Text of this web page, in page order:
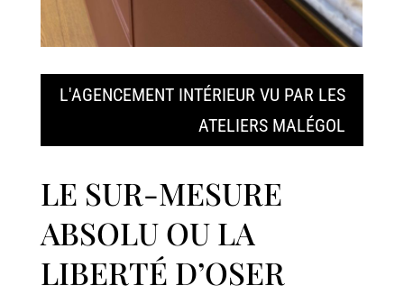
L'AGENCEMENT INTÉRIEUR VU PAR LES
ATELIERS MALÉGOL
LE SUR-MESURE
ABSOLU OU LA
LIBERTÉ D’OSER